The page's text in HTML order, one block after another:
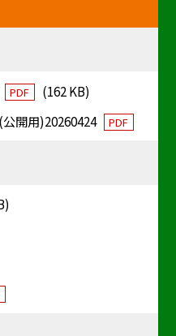
PDF
(162 KB)
開用)20260424
PDF